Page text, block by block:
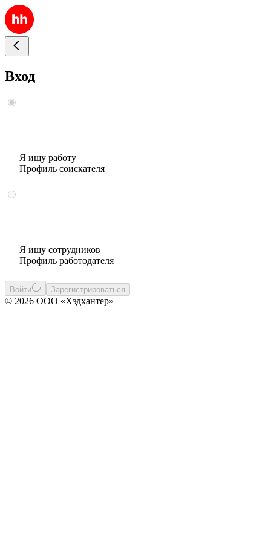
Вход
Я ищу работу
Профиль соискателя
Я ищу сотрудников
Профиль работодателя
Войти Зарегистрироваться
© 2026 ООО «Хэдхантер»